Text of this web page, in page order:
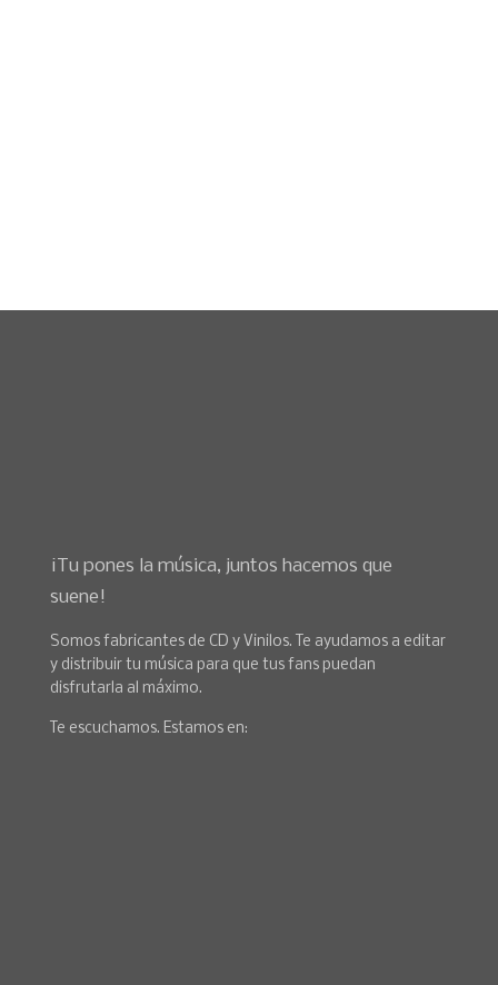
¡Tu pones la música, juntos hacemos que
suene!
Somos fabricantes de CD y Vinilos. Te ayudamos a editar
y distribuir tu música para que tus fans puedan
disfrutarla al máximo.
Te escuchamos. Estamos en: